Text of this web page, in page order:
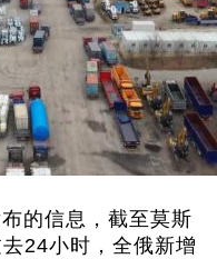
的信息，截至莫斯
24小时，全俄新增